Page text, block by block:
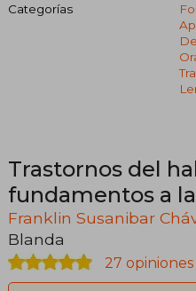
Categorías
Trastornos del
fundamentos a
Franklin Susanibar
Blanda
27 opiniones